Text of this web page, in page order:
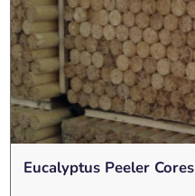
Eucalyptus Peeler Cores